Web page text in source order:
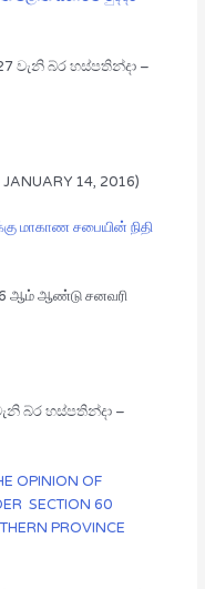
වැනි බ්ර හස්පතින්දා –
14, 2016)
மாகாண சபையின் நிதி
ஆம் ஆண்டு சனவரி
බ්ර හස්පතින්දා –
OPINION OF
SECTION 60
PROVINCE